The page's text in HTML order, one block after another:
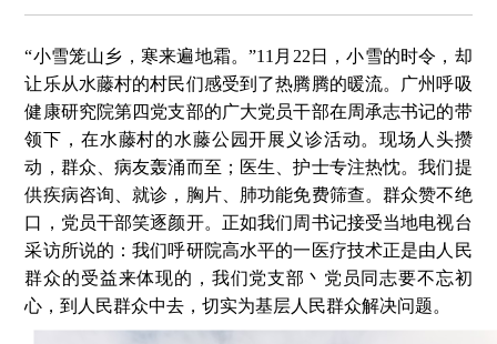
“小雪笼山乡，寒来遍地霜。”11月22日，小雪的时令，却
让乐从水藤村的村民们感受到了热腾腾的暖流。广州呼吸
健康研究院第四党支部的广大党员干部在周承志书记的带
领下，在水藤村的水藤公园开展义诊活动。现场人头攒
动，群众 、病友轰涌而至；医生 、护士专注热忱。我们提
供疾病咨询
就诊，胸片、 肺功能免费筛查。群众赞不绝
口，党员干部笑逐颜开。正如我们周书记接受当地电视台
采访所说的：我们呼研院高水平的一医疗技术正是由人民
群众的受益来体现的，我们党支部 丶 党员同志要不忘初
心，到人民群众中去，切实为基层人民群众解决问题。